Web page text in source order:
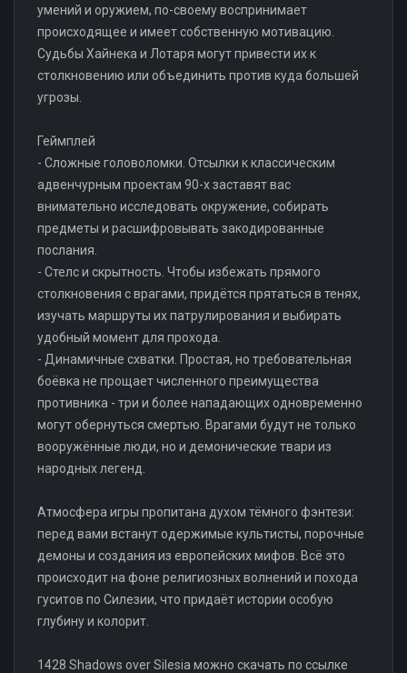
умений и оружием, по-своему воспринимает
происходящее и имеет собственную мотивацию.
Судьбы Хайнека и Лотаря могут привести их к
столкновению или объединить против куда большей
угрозы.
Геймплей
- Сложные головоломки. Отсылки к классическим
адвенчурным проектам 90-х заставят вас
внимательно исследовать окружение, собирать
предметы и расшифровывать закодированные
послания.
- Стелс и скрытность. Чтобы избежать прямого
столкновения с врагами, придётся прятаться в тенях,
изучать маршруты их патрулирования и выбирать
удобный момент для прохода.
- Динамичные схватки. Простая, но требовательная
боёвка не прощает численного преимущества
противника - три и более нападающих одновременно
могут обернуться смертью. Врагами будут не только
вооружённые люди, но и демонические твари из
народных легенд.
Атмосфера игры пропитана духом тёмного фэнтези:
перед вами встанут одержимые культисты, порочные
демоны и создания из европейских мифов. Всё это
происходит на фоне религиозных волнений и похода
гуситов по Силезии, что придаёт истории особую
глубину и колорит.
1428 Shadows over Silesia можно скачать по ссылке